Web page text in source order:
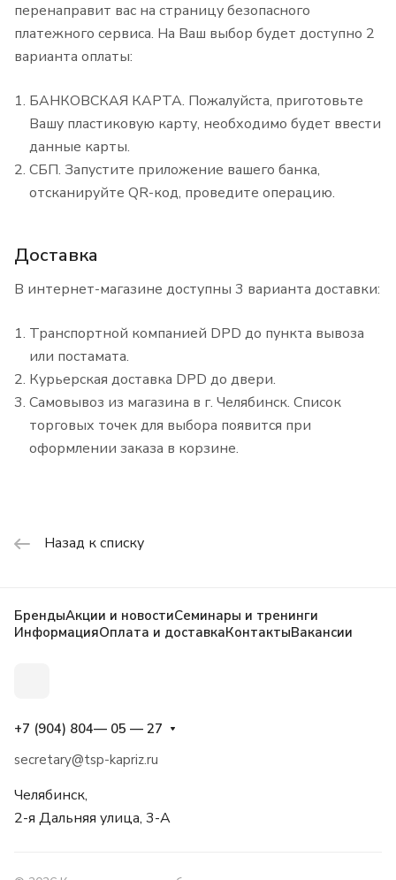
перенаправит вас на страницу безопасного
платежного сервиса. На Ваш выбор будет доступно 2
варианта оплаты:
БАНКОВСКАЯ КАРТА. Пожалуйста, приготовьте
Вашу пластиковую карту, необходимо будет ввести
данные карты.
СБП. Запустите приложение вашего банка,
отсканируйте QR-код, проведите операцию.
Доставка
В интернет-магазине доступны 3 варианта доставки:
Транспортной компанией DPD до пункта вывоза
или постамата.
Курьерская доставка DPD до двери.
Самовывоз из магазина в г. Челябинск. Список
торговых точек для выбора появится при
оформлении заказа в корзине.
Назад к списку
БрендыАкции и новостиСеминары и тренинги
ИнформацияОплата и доставкаКонтактыВакансии
+7 (904) 804— 05 — 27
secretary@tsp-kapriz.ru
Челябинск,
2-я Дальняя улица, 3-А